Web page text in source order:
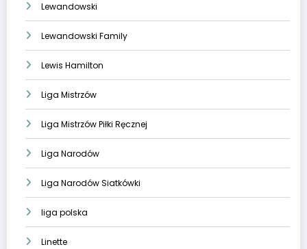
Lewandowski
Lewandowski Family
Lewis Hamilton
Liga Mistrzów
Liga Mistrzów Piłki Ręcznej
Liga Narodów
Liga Narodów Siatkówki
liga polska
Linette